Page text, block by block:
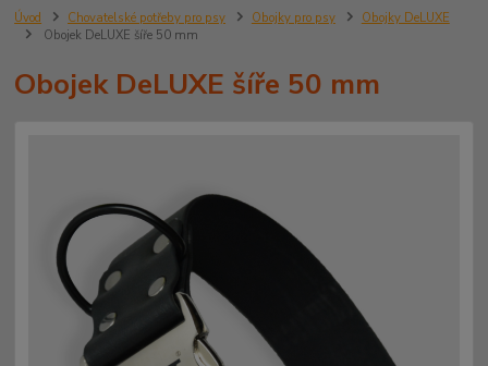
Úvod Chovatelské potřeby pro psy Obojky pro psy
Obojky DeLUXE
Obojek DeLUXE šíře 50 mm
Obojek DeLUXE šíře 50 mm